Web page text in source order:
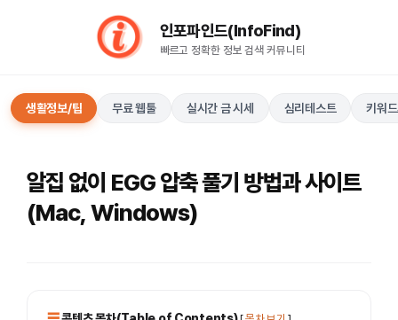
인포파인드(InfoFind)​​​​
빠르고 정확한 정보 검색 커뮤니티
생활정보/팁 무료 웹툴 실시간 금 시세 심리테스트 키워
알집 없이 EGG 압축 풀기 방법과 사이트
(Mac, Windows)